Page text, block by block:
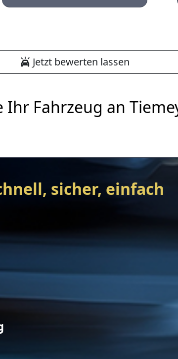
Jetzt bewerten lassen
Ihr Fahrzeug an
sicher, einfach